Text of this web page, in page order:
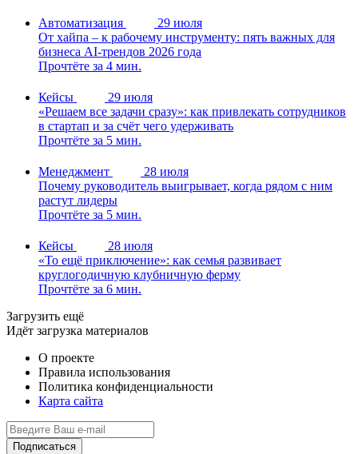
Автоматизация
29 июля
От хайпа – к рабочему инструменту: пять важных для
бизнеса AI-трендов 2026 года
Прочтёте за 4 мин.
Кейсы
29 июля
«Решаем все задачи сразу»: как привлекать сотрудников
в стартап и за счёт чего удерживать
Прочтёте за 5 мин.
Менеджмент
28 июля
Почему руководитель выигрывает, когда рядом с ним
растут лидеры
Прочтёте за 5 мин.
Кейсы
28 июля
«То ещё приключение»: как семья развивает
круглогодичную клубничную ферму
Прочтёте за 6 мин.
Загрузить ещё
Идёт загрузка материалов
О проекте
Правила использования
Политика конфиденциальности
Карта сайта